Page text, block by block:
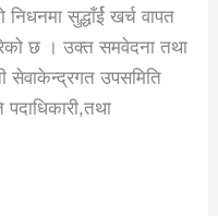
सुद्धाँर्ई खर्च वापत
छ । उक्त समवेदना तथा
सेवाकेन्द्रगत उपसमिति
पदाधिकारी,तथा